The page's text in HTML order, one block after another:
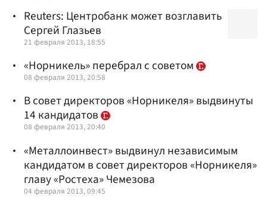
Reuters: Центробанк может возглавить
Сергей Глазьев
21 февраля 2013, 18:55
«Норникель» перебрал с советом
08 февраля 2013, 20:58
В совет директоров «Норникеля» выдвинуты
14 кандидатов
08 февраля 2013, 20:40
«Металлоинвест» выдвинул независимым
кандидатом в совет директоров «Норникеля»
главу «Ростеха» Чемезова
04 февраля 2013, 09:45